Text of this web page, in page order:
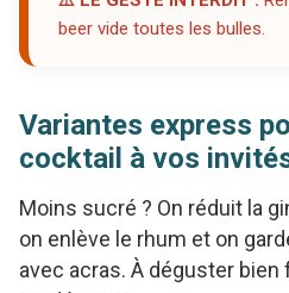
beer vide toutes les bulles.
Variantes express
cocktail à vos
Moins sucré ? On réduit la
on enlève le rhum et on
avec acras. À déguster bien